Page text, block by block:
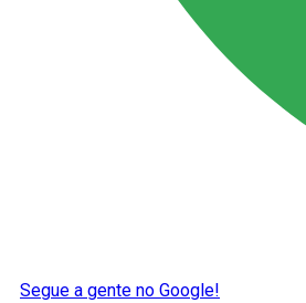
Segue a gente no Google!